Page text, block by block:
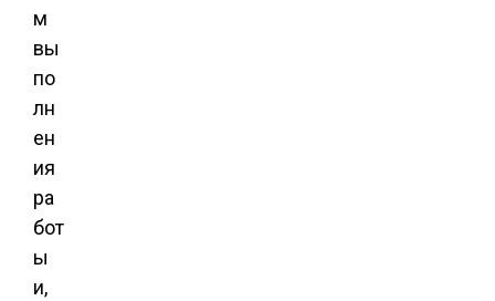
м
вы
по
лн
ен
ия
ра
бот
ы
и,